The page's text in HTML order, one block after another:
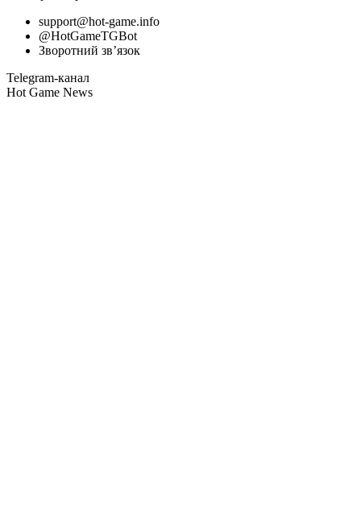
support@hot-game.info
@HotGameTGBot
Зворотний зв’язок
Telegram-канал
Hot Game News